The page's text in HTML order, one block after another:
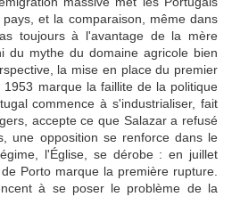
et la comparaison, même dans
toujours à l'avantage de la mère
du mythe du domaine agricole bien
la mise en place du premier
marque la faillite de la politique
commence à s'industrialiser, fait
accepte ce que Salazar a refusé
une opposition se renforce dans le
l'Église, se dérobe : en juillet
Porto marque la première rupture.
à se poser le problème de la